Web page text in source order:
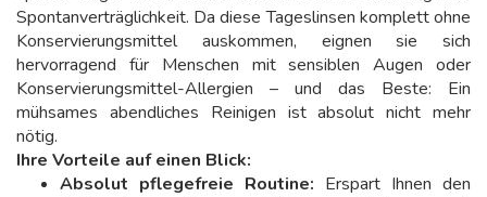
Spontanverträglichkeit. Da diese Tageslinsen komplett ohne
Konservierungsmittel auskommen, eignen sie sich
hervorragend für Menschen mit sensiblen Augen oder
Konservierungsmittel-Allergien – und das Beste: Ein
mühsames abendliches Reinigen ist absolut nicht mehr
nötig.
Ihre Vorteile auf einen Blick:
Absolut pflegefreie Routine: Erspart Ihnen den